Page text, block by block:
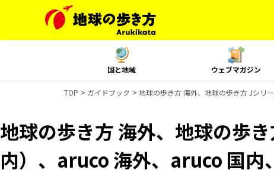
国と地域 ウェブマガジン
TOP ガイドブック 地球の歩き方 海外、地球の歩き方 Jシリ
地球の歩き方 海外、地球の歩
内）、aruco 海外、aruco 国